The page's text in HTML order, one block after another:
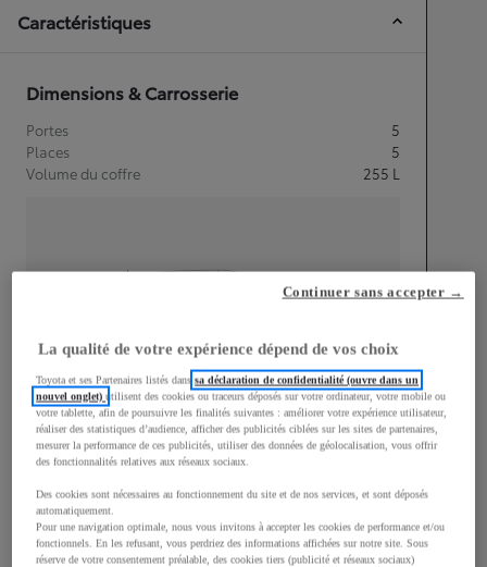
Caractéristiques
Dimensions & Carrosserie
Portes
5
Places
5
Volume du coffre
255 L
Longueur
3 595mm
Hauteur
1 485
Largeur
1 595mm
La qualité de votre expérience dépend de vos choix
Toyota et ses Partenaires listés danssa déclaration de confidentialité (ouvre dans un
nouvel onglet)utilisent des cookies ou traceurs déposés sur votre ordinateur, votre mobile ou
votre tablette, afin de poursuivre les finalités suivantes : améliorer votre expérience utilisateur,
réaliser des statistiques d’audience, afficher des publicités ciblées sur les sites de partenaires,
mesurer la performance de ces publicités, utiliser des données de géolocalisation, vous offrir
des fonctionnalités relatives aux réseaux sociaux.
Des cookies sont nécessaires au fonctionnement du site et de nos services, et sont déposés
automatiquement.
Pour une navigation optimale, nous vous invitons à accepter les cookies de performance et/ou
fonctionnels. En les refusant, vous perdriez des informations affichées sur notre site. Sous
réserve de votre consentement préalable, des cookies tiers (publicité et réseaux sociaux)
Continuer sans accepter →